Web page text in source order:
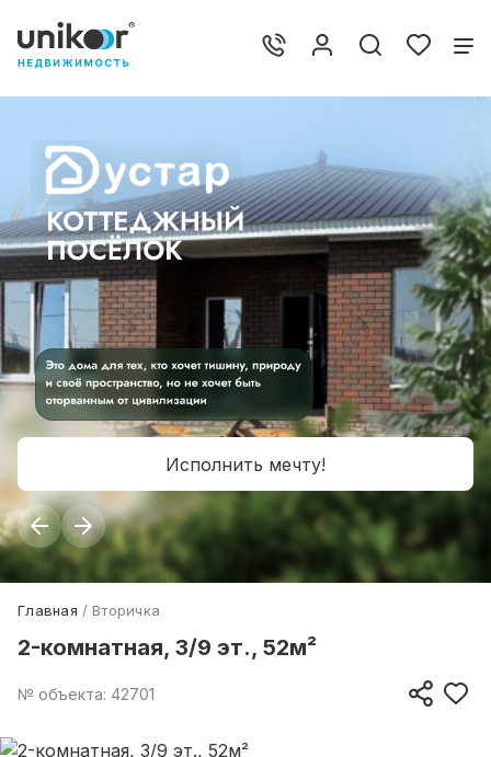
Исполнить мечту!
Главная Вторичка
2-комнатная, 3/9 эт., 52м²
№ объекта: 42701